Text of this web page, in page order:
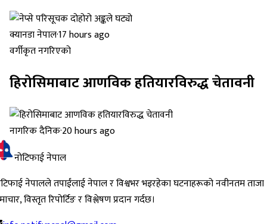
क्यानडा नेपाल·17 hours ago
वर्गीकृत नगरिएको
हिरोसिमाबाट आणविक हतियारविरुद्ध चेतावनी
नागरिक दैनिक·20 hours ago
नोटिफाई नेपाल
नेपालले तपाईंलाई नेपाल र विश्वभर भइरहेका घटनाहरूको नवीनतम ताजा
विस्तृत रिपोर्टिङ र विश्लेषण प्रदान गर्दछ।